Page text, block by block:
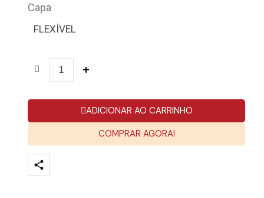
Capa
FLEXÍVEL
ADICIONAR AO CARRINHO
COMPRAR AGORA!